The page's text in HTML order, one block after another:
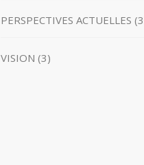
PERSPECTIVES ACTUELLES
VISION (3)